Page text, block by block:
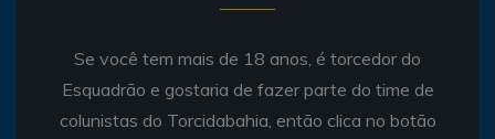
Se você tem mais de 18 anos, é torcedor do
Esquadrão e gostaria de fazer parte do time de
colunistas do Torcidabahia, então clica no botão